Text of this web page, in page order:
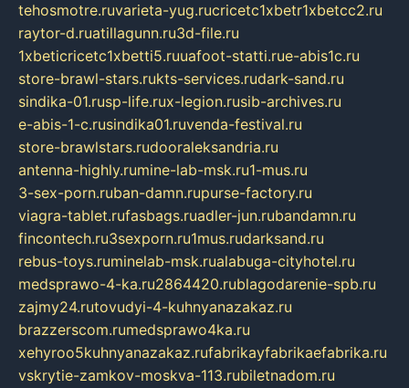
tehosmotre.ruvarieta-yug.rucricetc1xbetr1xbetcc2.ru
raytor-d.ruatillagunn.ru3d-file.ru
1xbeticricetc1xbetti5.ruuafoot-statti.rue-abis1c.ru
store-brawl-stars.rukts-services.rudark-sand.ru
sindika-01.rusp-life.rux-legion.rusib-archives.ru
e-abis-1-c.rusindika01.ruvenda-festival.ru
store-brawlstars.rudooraleksandria.ru
antenna-highly.rumine-lab-msk.ru1-mus.ru
3-sex-porn.ruban-damn.rupurse-factory.ru
viagra-tablet.rufasbags.ruadler-jun.rubandamn.ru
fincontech.ru3sexporn.ru1mus.rudarksand.ru
rebus-toys.ruminelab-msk.rualabuga-cityhotel.ru
medsprawo-4-ka.ru2864420.rublagodarenie-spb.ru
zajmy24.rutovudyi-4-kuhnyanazakaz.ru
brazzerscom.rumedsprawo4ka.ru
xehyroo5kuhnyanazakaz.rufabrikayfabrikaefabrika.ru
vskrytie-zamkov-moskva-113.rubiletnadom.ru